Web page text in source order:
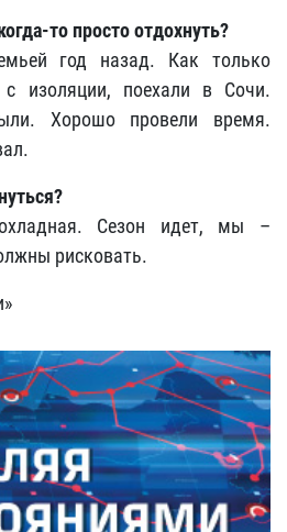
то просто отдохнуть?
год назад. Как только
изоляции, поехали в Сочи.
Хорошо провели время.
Сезон идет, мы –
рисковать.